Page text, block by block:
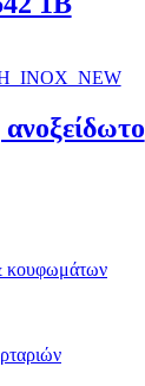
κουφωμάτων